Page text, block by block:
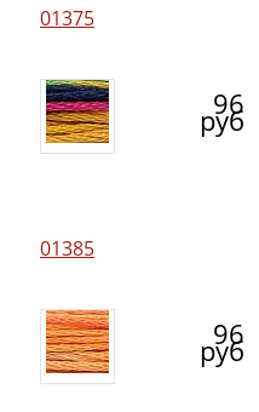
01375
96
руб
01385
96
руб